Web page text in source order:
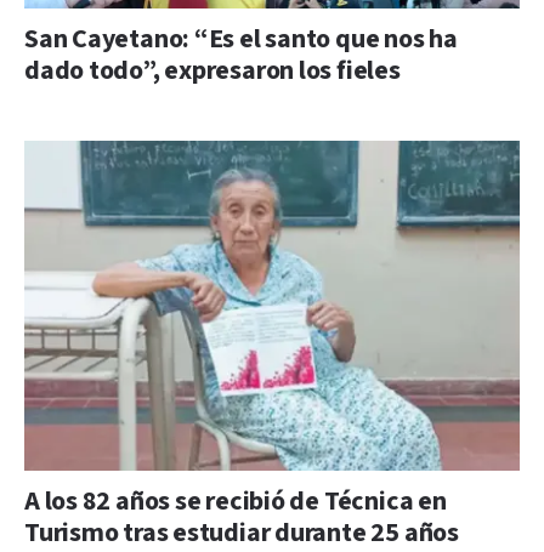
San Cayetano: “Es el santo que nos ha
dado todo”, expresaron los fieles
A los 82 años se recibió de Técnica en
Turismo tras estudiar durante 25 años